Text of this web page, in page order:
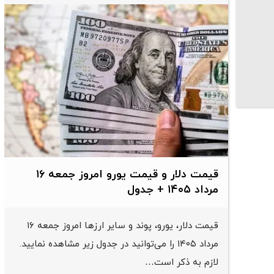
قیمت دلار و قیمت یورو امروز جمعه ۱۶
مرداد ۱۴۰۵ + جدول
قیمت دلار، یورو، پوند و سایر ارز‌ها امروز جمعه ۱۶
مرداد ۱۴۰۵ را می‌توانید در جدول زیر مشاهده نمایید.
لازم به ذکر است…